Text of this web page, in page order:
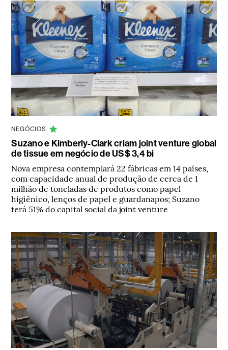
NEGÓCIOS
Suzano e Kimberly-Clark criam joint venture global
de tissue em negócio de US$ 3,4 bi
Nova empresa contemplará 22 fábricas em 14 países,
com capacidade anual de produção de cerca de 1
milhão de toneladas de produtos como papel
higiênico, lenços de papel e guardanapos; Suzano
terá 51% do capital social da joint venture